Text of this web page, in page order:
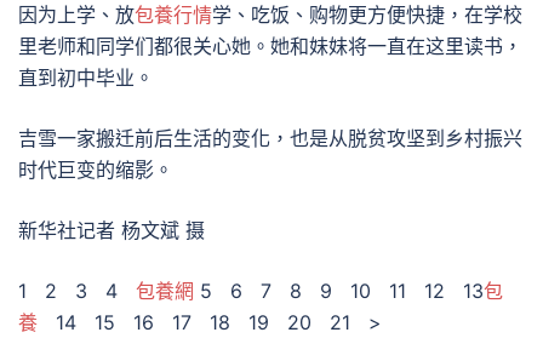
因为上学、放包養行情学、吃饭、购物更方便快捷，在学校
里老师和同学们都很关心她。她和妹妹将一直在这里读书，
直到初中毕业。
吉雪一家搬迁前后生活的变化，也是从脱贫攻坚到乡村振兴
时代巨变的缩影。
新华社记者 杨文斌 摄
1 2 3 4 包養網 5 6 7 8 9 10 11 12 13包
養 14 15 16 17 18 19 20 21 >